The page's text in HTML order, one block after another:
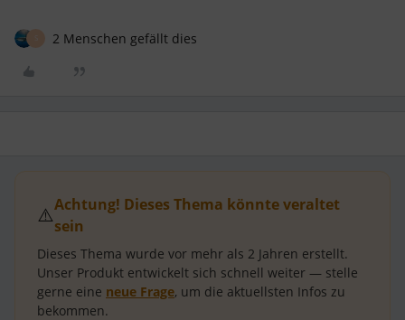
2 Menschen gefällt dies
⚠️Achtung! Dieses Thema könnte veraltet
sein
Dieses Thema wurde vor mehr als 2 Jahren erstellt.
Unser Produkt entwickelt sich schnell weiter — stelle
gerne eine neue Frage, um die aktuellsten Infos zu
bekommen.